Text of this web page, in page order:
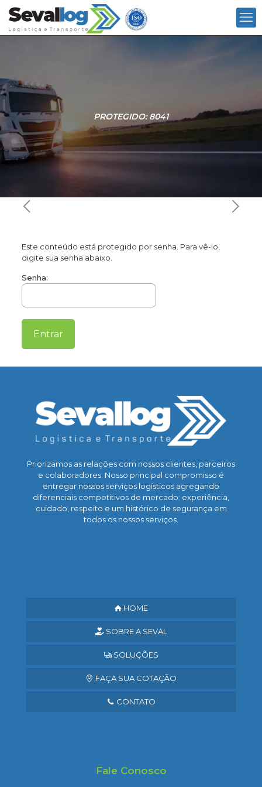
PROTEGIDO: 8041
Este conteúdo está protegido por senha. Para vê-lo,
digite sua senha abaixo.
Senha:
Priorizamos as relações com nossos clientes, parceiros
e colaboradores. Nosso principal compromisso é
entregar nossos serviços logísticos agregando
diferenciais competitivos de mercado: experiência,
cuidado, respeito e um histórico de segurança em
todos os nossos serviços.
HOME
SOBRE A SEVAL
SOLUÇÕES
FAÇA SUA COTAÇÃO
CONTATO
Fale Conosco